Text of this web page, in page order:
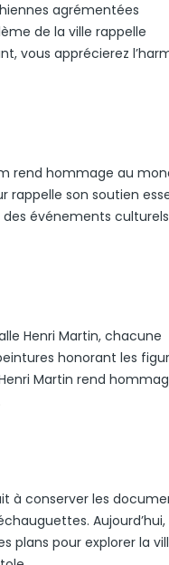
agrémentées
de la ville rappelle
vous apprécierez
rend hommage au
rappelle son soutien
événements
Henri Martin, chacune
honorant les
Martin rend
à conserver les
Aujourd’hui,
plans pour explorer la